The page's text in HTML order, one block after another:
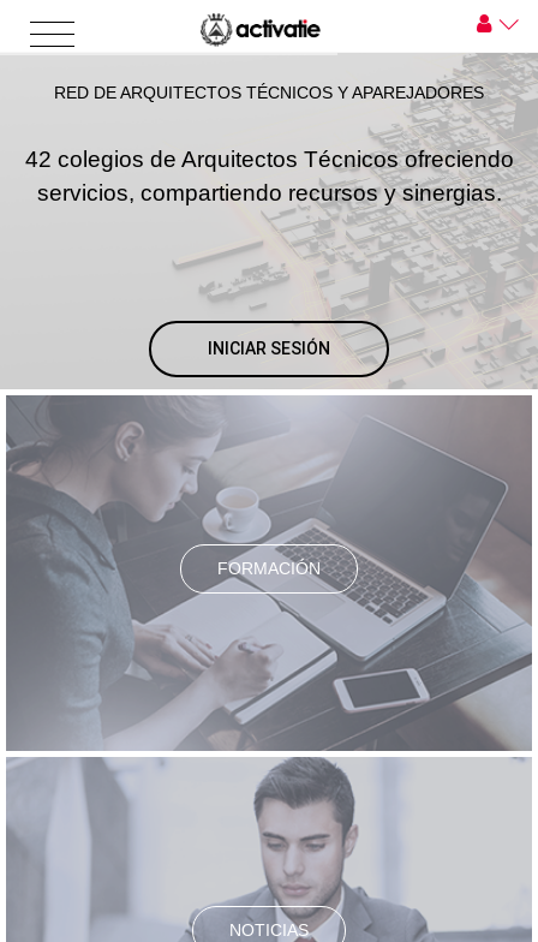
RED DE ARQUITECTOS TÉCNICOS Y APAREJADORES
42 colegios de Arquitectos Técnicos ofreciendo
servicios, compartiendo recursos y sinergias.
INICIAR SESIÓN
FORMACIÓN
NOTICIAS